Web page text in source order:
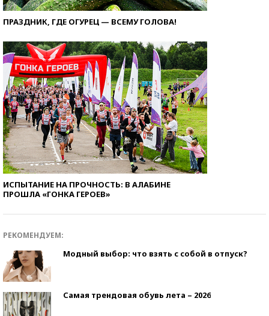
ПРАЗДНИК, ГДЕ ОГУРЕЦ — ВСЕМУ ГОЛОВА!
ИСПЫТАНИЕ НА ПРОЧНОСТЬ: В АЛАБИНЕ
ПРОШЛА «ГОНКА ГЕРОЕВ»
РЕКОМЕНДУЕМ:
Модный выбор: что взять с собой в отпуск?
Самая трендовая обувь лета – 2026